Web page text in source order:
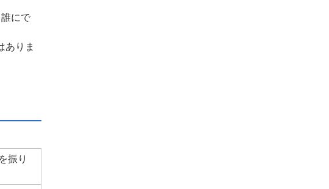
にで
ありま
振り